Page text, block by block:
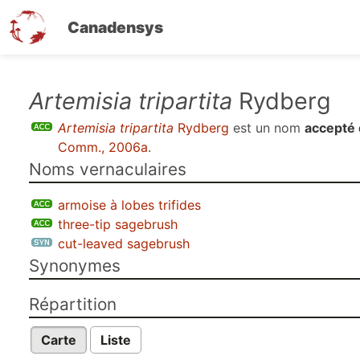
Canadensys
contenu
Artemisia tripartita Rydberg
Artemisia tripartita Rydberg est un nom accepté
Comm., 2006a.
Noms vernaculaires
armoise à lobes trifides
three-tip sagebrush
cut-leaved sagebrush
Synonymes
Répartition
Carte Liste